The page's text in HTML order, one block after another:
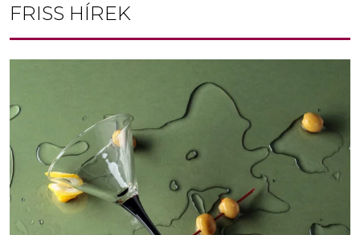
FRISS HÍREK